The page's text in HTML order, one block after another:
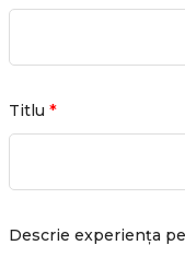
Titlu *
Descrie experiența